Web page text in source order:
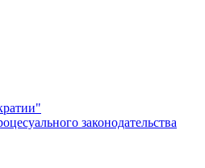
законодательства